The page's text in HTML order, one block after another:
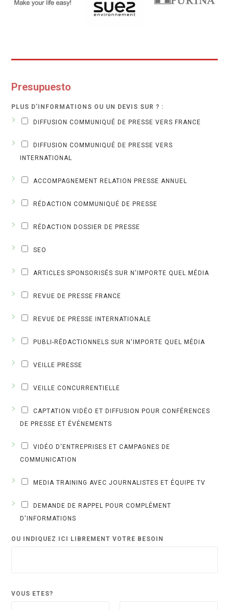
Presupuesto
PLUS D'INFORMATIONS OU UN DEVIS SUR ? :
DIFFUSION COMMUNIQUÉ DE PRESSE VERS FRANCE
DIFFUSION COMMUNIQUÉ DE PRESSE VERS
INTERNATIONAL
ACCOMPAGNEMENT RELATION PRESSE ANNUEL
RÉDACTION COMMUNIQUÉ DE PRESSE
RÉDACTION DOSSIER DE PRESSE
SEO
ARTICLES SPONSORISÉS SUR N'IMPORTE QUEL MÉDIA
REVUE DE PRESSE FRANCE
REVUE DE PRESSE INTERNATIONALE
PUBLI-RÉDACTIONNELS SUR N'IMPORTE QUEL MÉDIA
VEILLE PRESSE
VEILLE CONCURRENTIELLE
CAPTATION VIDÉO ET DIFFUSION POUR CONFÉRENCES
DE PRESSE ET ÉVÉNEMENTS
VIDÉO D'ENTREPRISES ET CAMPAGNES DE
COMMUNICATION
MEDIA TRAINING AVEC JOURNALISTES ET ÉQUIPE TV
DEMANDE DE RAPPEL POUR COMPLÉMENT
D'INFORMATIONS
OU INDIQUEZ ICI LIBREMENT VOTRE BESOIN
VOUS ÊTES?